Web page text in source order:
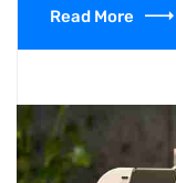
Read More